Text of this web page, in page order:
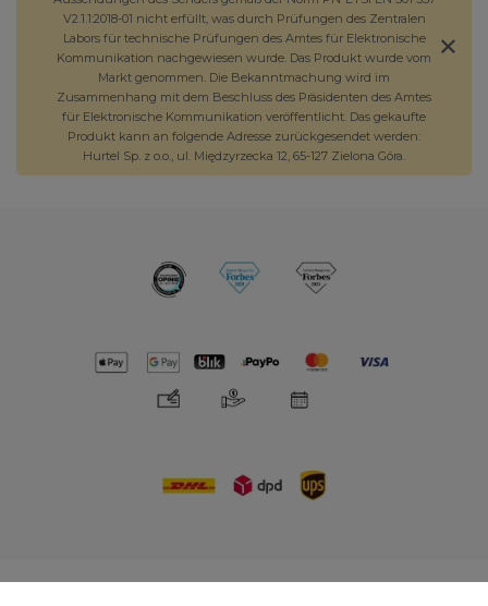
V2.1.1:2018-01 nicht erfüllt, was durch Prüfungen des Zentralen
Labors für technische Prüfungen des Amtes für Elektronische
Kommunikation nachgewiesen wurde. Das Produkt wurde vom
Markt genommen. Die Bekanntmachung wird im
Zusammenhang mit dem Beschluss des Präsidenten des Amtes
für Elektronische Kommunikation veröffentlicht. Das gekaufte
Produkt kann an folgende Adresse zurückgesendet werden:
Hurtel Sp. z o.o., ul. Międzyrzecka 12, 65-127 Zielona Góra.